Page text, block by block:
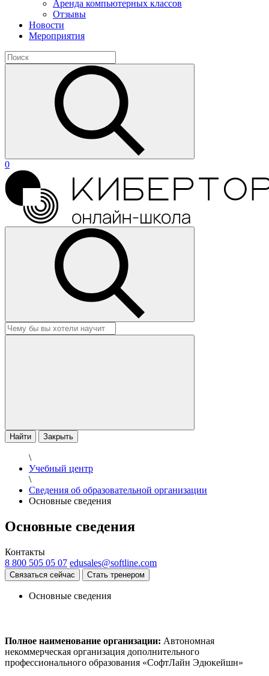
Аренда компьютерных классов
Отзывы
Новости
Мероприятия
0
Найти Закрыть
\
Учебный центр
\
Сведения об образовательной организации
Основные сведения
Основные сведения
Контакты
8 800 505 05 07 edusales@softline.com
Связаться сейчас Стать тренером
Основные сведения
Полное наименование организации: Автономная
некоммерческая организация дополнительного
профессионального образования «СофтЛайн Эдюкейшн»